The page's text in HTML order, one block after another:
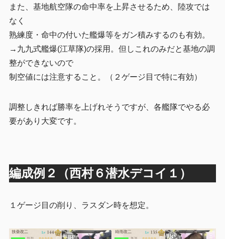
また、基地航空隊の命中率を上昇させるため、陸攻では
なく
熟練度・命中の付いた艦爆等をガン積みするのも有効。
→九九式艦爆(江草隊)の採用。但しこれのみだと基地の調
整ができないので
制空値には注意すること。（２ゲージ目で特に有効）
調整しきれば勝率を上げれそうですが、各艦隊でやる必
要があり大変です。
編成例２（西村６潜水デコイ１）
１ゲージ目の削り、ラスダン時を想定。